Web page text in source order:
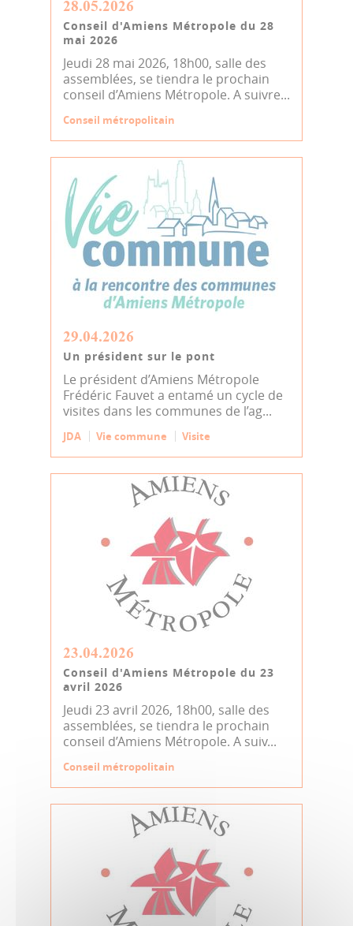
28.05.2026
Conseil d'Amiens Métropole du 28
mai 2026
Jeudi 28 mai 2026, 18h00, salle des
assemblées, se tiendra le prochain
conseil d’Amiens Métropole. A suivre...
Conseil métropolitain
29.04.2026
Un président sur le pont
Le président d’Amiens Métropole
Frédéric Fauvet a entamé un cycle de
visites dans les communes de l’ag...
JDA Vie commune Visite
23.04.2026
Conseil d'Amiens Métropole du 23
avril 2026
Jeudi 23 avril 2026, 18h00, salle des
assemblées, se tiendra le prochain
conseil d’Amiens Métropole. A suiv...
Conseil métropolitain